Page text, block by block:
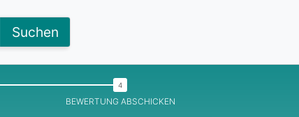
Suchen
BEWERTUNG ABSCHICKEN